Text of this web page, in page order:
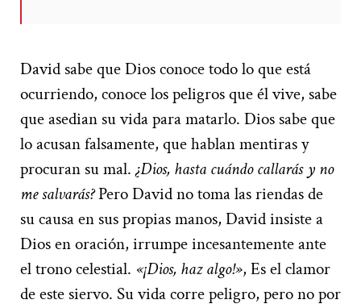
David sabe que Dios conoce todo lo que está
ocurriendo, conoce los peligros que él vive, sabe
que asedian su vida para matarlo. Dios sabe que
lo acusan falsamente, que hablan mentiras y
procuran su mal.¿Dios, hasta cuándo callarás y no
me salvarás?Pero David no toma las riendas de
su causa en sus propias manos, David insiste a
Dios en oración, irrumpe incesantemente ante
el trono celestial. «¡Dios, haz algo!», Es el clamor
de este siervo. Su vida corre peligro, pero no por